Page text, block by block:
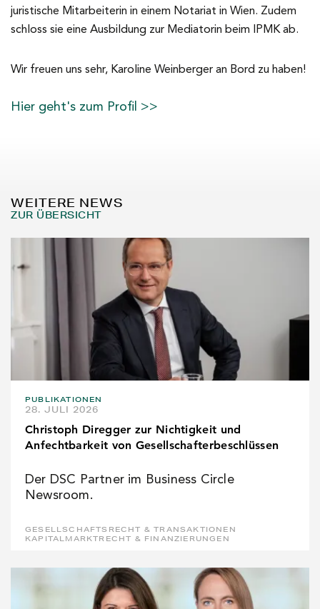
juristische Mitarbeiterin in einem Notariat in Wien. Zudem
schloss sie eine Ausbildung zur Mediatorin beim IPMK ab.
Wir freuen uns sehr, Karoline Weinberger an Bord zu haben!
Hier geht's zum Profil >>
WEITERE NEWS
ZUR ÜBERSICHT
PUBLIKATIONEN
28. JULI 2026
Christoph Diregger zur Nichtigkeit und
Anfechtbarkeit von Gesellschafterbeschlüssen
Der DSC Partner im Business Circle
Newsroom.
GESELLSCHAFTSRECHT & TRANSAKTIONEN
KAPITALMARKTRECHT & FINANZIERUNGEN